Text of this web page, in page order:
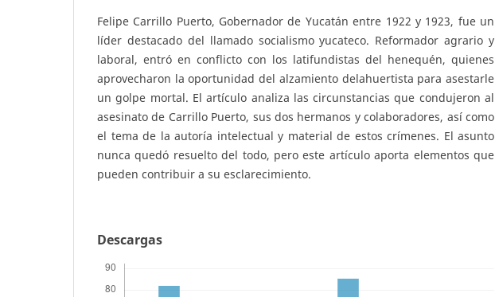
Felipe Carrillo Puerto, Gobernador de Yucatán entre 1922 y 1923, fue un
líder destacado del llamado socialismo yucateco. Reformador agrario y
laboral, entró en conflicto con los latifundistas del henequén, quienes
aprovecharon la oportunidad del alzamiento delahuertista para asestarle
un golpe mortal. El artículo analiza las circunstancias que condujeron al
asesinato de Carrillo Puerto, sus dos hermanos y colaboradores, así como
el tema de la autoría intelectual y material de estos crímenes. El asunto
nunca quedó resuelto del todo, pero este artículo aporta elementos que
pueden contribuir a su esclarecimiento.
Descargas